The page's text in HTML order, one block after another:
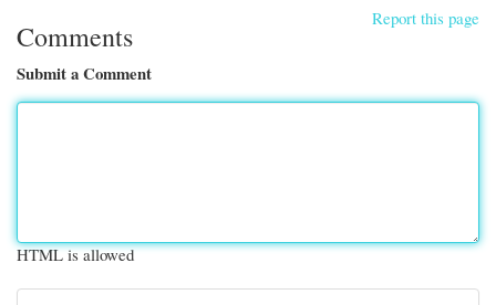
Report this page
Comments
Submit a Comment
HTML is allowed